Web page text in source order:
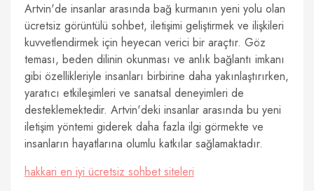
Artvin'de insanlar arasında bağ kurmanın yeni yolu olan
ücretsiz görüntülü sohbet, iletişimi geliştirmek ve ilişkileri
kuvvetlendirmek için heyecan verici bir araçtır. Göz
teması, beden dilinin okunması ve anlık bağlantı imkanı
gibi özellikleriyle insanları birbirine daha yakınlaştırırken,
yaratıcı etkileşimleri ve sanatsal deneyimleri de
desteklemektedir. Artvin'deki insanlar arasında bu yeni
iletişim yöntemi giderek daha fazla ilgi görmekte ve
insanların hayatlarına olumlu katkılar sağlamaktadır.
hakkari en iyi ücretsiz sohbet siteleri